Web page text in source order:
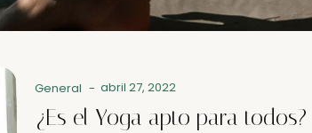
General - abril 27, 2022
¿Es el Yoga apto para todos?